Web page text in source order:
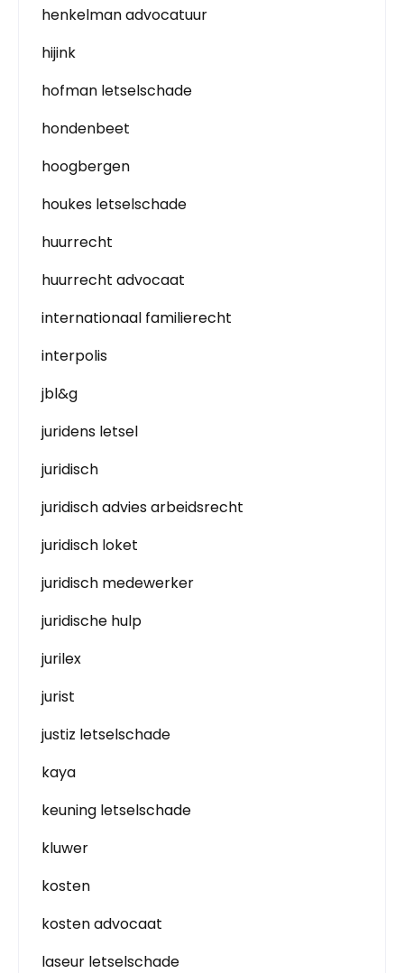
henkelman advocatuur
hijink
hofman letselschade
hondenbeet
hoogbergen
houkes letselschade
huurrecht
huurrecht advocaat
internationaal familierecht
interpolis
jbl&g
juridens letsel
juridisch
juridisch advies arbeidsrecht
juridisch loket
juridisch medewerker
juridische hulp
jurilex
jurist
justiz letselschade
kaya
keuning letselschade
kluwer
kosten
kosten advocaat
laseur letselschade